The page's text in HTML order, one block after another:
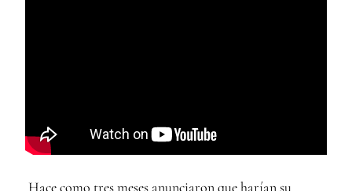
Hace como tres meses anunciaron que harían su